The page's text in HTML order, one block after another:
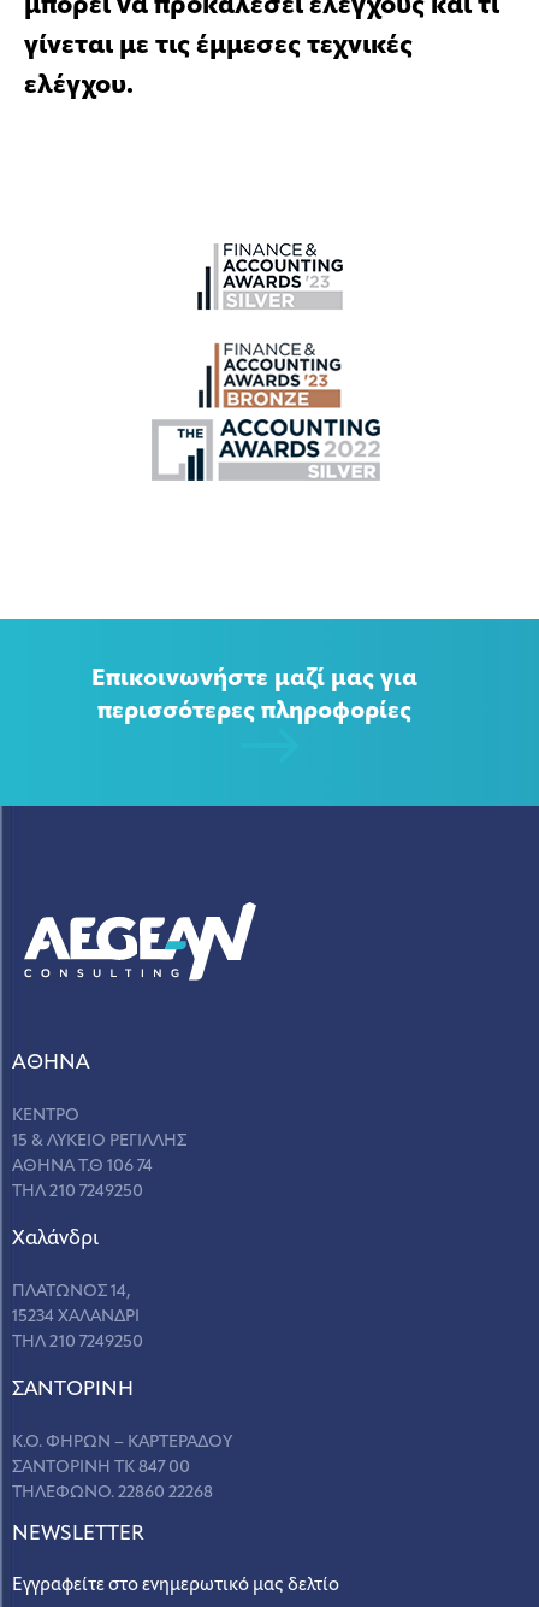
μπορεί να προκαλέσει ελέγχους και τι
γίνεται με τις έμμεσες τεχνικές
ελέγχου.
Επικοινωνήστε μαζί μας για
περισσότερες πληροφορίες
ΑΘΗΝΑ
ΚΕΝΤΡΟ
15 & ΛΥΚΕΙΟ ΡΕΓΙΛΛΗΣ
ΑΘΗΝΑ Τ.Θ 106 74
ΤΗΛ 210 7249250
Χαλάνδρι
ΠΛΑΤΩΝΟΣ 14,
15234 ΧΑΛΑΝΔΡΙ
ΤΗΛ 210 7249250
ΣANΤΟΡΙΝΗ
Κ.Ο. ΦΗΡΩΝ – ΚΑΡΤΕΡΑΔΟΥ
ΣΑΝΤΟΡΙΝΗ ΤΚ 847 00
ΤΗΛΕΦΩΝΟ. 22860 22268
NEWSLETTER
Εγγραφείτε στο ενημερωτικό μας δελτίο